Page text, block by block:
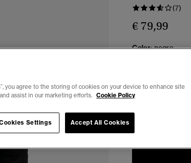
(7)
€ 79,99
Color:negro
Seleccionar Talla:
you agree to the storing of cookies on your device to enhance site
assist in our marketing efforts. Cookie Policy
Accept All Cookies
Settings